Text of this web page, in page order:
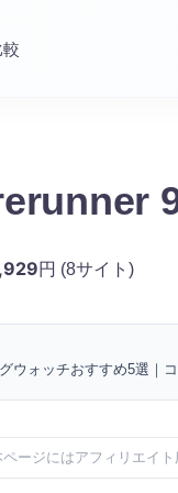
較
円 (8サイト)
ウォッチおすすめ5選｜
ページにはアフィリエイ